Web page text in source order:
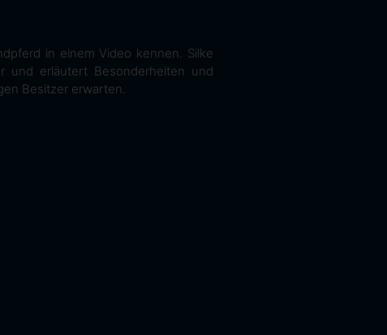
in einem Video kennen. Silke
und erläutert Besonderheiten und
Besitzer erwarten.